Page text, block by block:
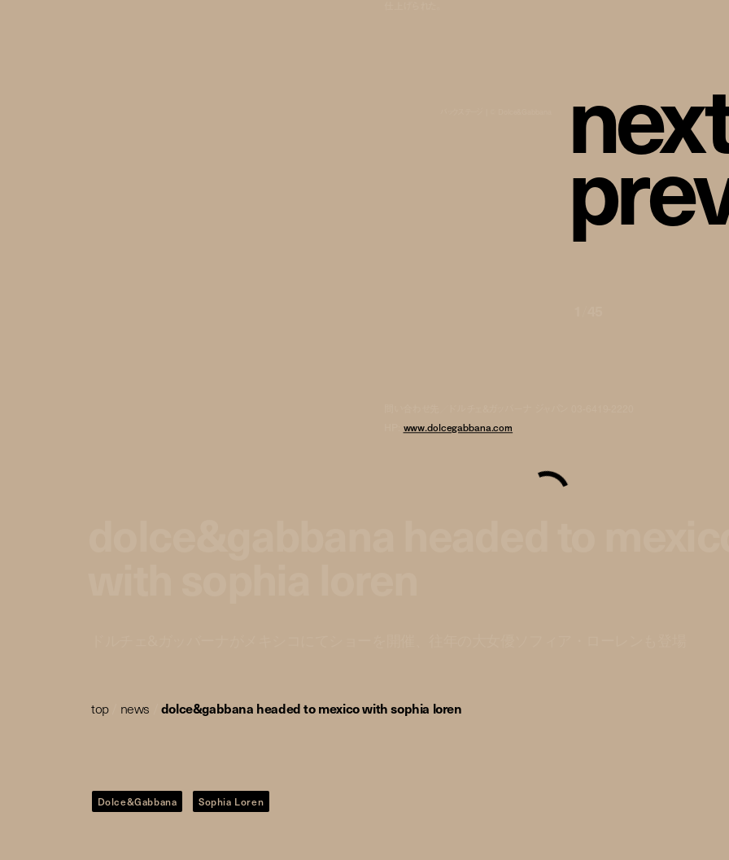
nex
pre
www.dolcegabbana.com
top/ news dolce&gabbana headed to mexico with sophia loren
Dolce&Gabbana Sophia Loren